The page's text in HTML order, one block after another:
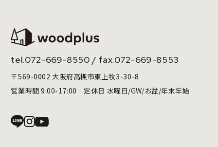
tel.072-669-8550 / fax.072-669-8553
〒569-0002 大阪府高槻市東上牧3-30-8
営業時間 9:00-17:00 定休日 水曜日/GW/お盆/年末年始